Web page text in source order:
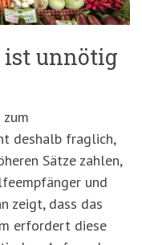
ist unnötig
deshalb fraglich,
Sätze zahlen,
und
zeigt, dass das
erfordert diese